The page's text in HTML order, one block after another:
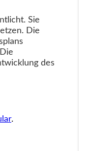
Sie
Die
des
.